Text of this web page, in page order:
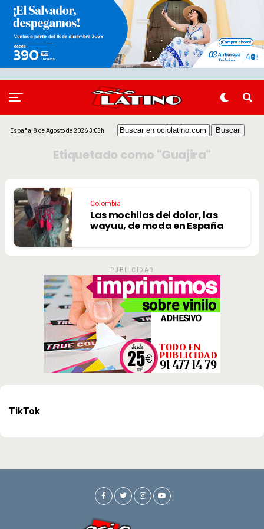
España, 8 de Agosto de 2026 3:03h
Etiquetado como "Guajira"
Colombia
Las mochilas del dolor, las
wayuu, de moda en España
PUBLICIDAD
TikTok